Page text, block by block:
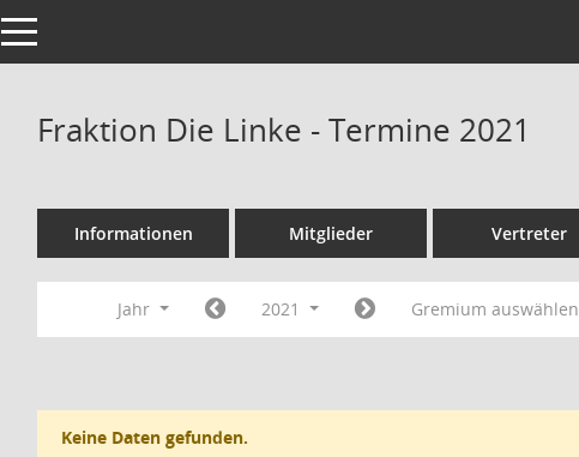
Toggle navigation
Fraktion Die Linke - Termine 2021
Informationen Mitglieder Vertreter
Jahr 2021 Gremium auswählen
Keine Daten gefunden.